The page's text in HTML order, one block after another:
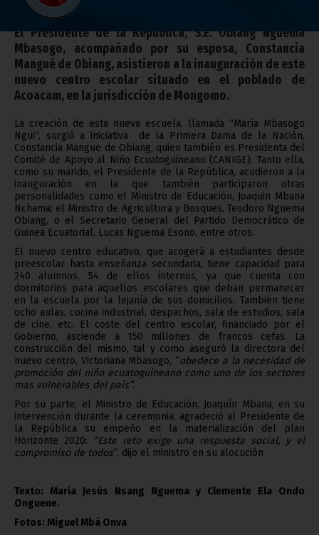
El Presidente de la República, S.E. Obiang Nguema
Mbasogo, acompañado por su esposa, Constancia
Mangué de Obiang, asistieron a la inauguración de este
nuevo centro escolar situado en el poblado de
Acoacam, en la jurisdicción de Mongomo.
La creación de esta nueva escuela, llamada “María Mbasogo
Ngui”, surgió a iniciativa de la Primera Dama de la Nación,
Constancia Mangue de Obiang, quien también es Presidenta del
Comité de Apoyo al Niño Ecuatoguineano (CANIGE). Tanto ella,
como su marido, el Presidente de la República, acudieron a la
inauguración en la que también participaron otras
personalidades como el Ministro de Educación, Joaquin Mbana
Nchama; el Ministro de Agricultura y Bosques, Teodoro Nguema
Obiang, o el Secretario General del Partido Democrático de
Guinea Ecuatorial, Lucas Nguema Esono, entre otros.
El nuevo centro educativo, que acogerá a estudiantes desde
preescolar hasta enseñanza secundaria, tiene capacidad para
240 alumnos, 54 de ellos internos, ya que cuenta con
dormitorios para aquellos escolares que deban permanecer
en la escuela por la lejanía de sus domicilios. También tiene
ocho aulas, cocina industrial, despachos, sala de estudios, sala
de cine, etc. El coste del centro escolar, financiado por el
Gobierno, asciende a 150 millones de francos cefas. La
construcción del mismo, tal y como aseguró la directora del
nuevo centro, Victoriana Mbasogo, “obedece a la necesidad de
promoción del niño ecuatoguineano como uno de los sectores
mas vulnerables del país”.
Por su parte, el Ministro de Educación, Joaquín Mbana, en su
intervención durante la ceremonia, agradeció al Presidente de
la República su empeño en la materialización del plan
Horizonte 2020:
“Este reto exige una respuesta social, y el
compromiso de todos”, dijo el ministro en su alocución
Texto: María Jesús Nsang Nguema y Clemente Ela Ondo
Onguene.
Fotos: Miguel Mbá Onva